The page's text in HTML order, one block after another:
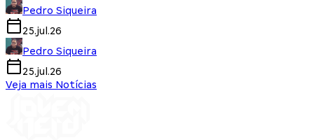
Pedro Siqueira
25.jul.26
Pedro Siqueira
25.jul.26
Veja mais Notícias